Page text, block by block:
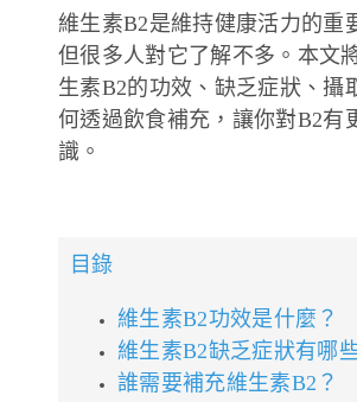
維生素B2是維持健康活力的重
但很多人對它了解不多。本文
生素B2的功效、缺乏症狀、攝
何透過飲食補充，讓你對B2有
識。
目錄
維生素B2功效是什麼？
維生素B2缺乏症狀有哪
誰需要補充維生素B2？
德風健康館 百靈
百靈油粉絲團 德風
登入